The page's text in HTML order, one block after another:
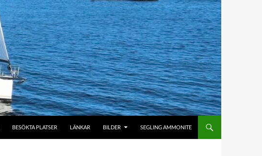
BESÖKTA PLATSER LÄNKAR BILDER SEGLING AMMONITE